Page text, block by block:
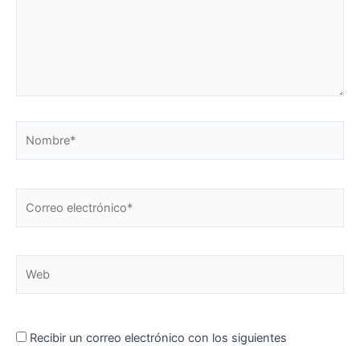
electrónico*
Recibir un correo electrónico con los siguientes